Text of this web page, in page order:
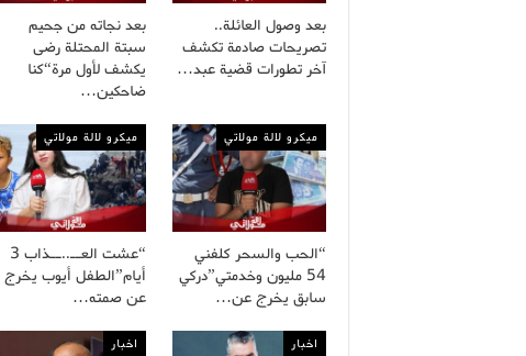
بعد وصول العائلة..
تصريحات صادمة تكشف
آخر تطورات قضية عبد…
بعد نجاته من جحيم
سبتة المحتلة رضى
يكشف لأول مرة“كنا
ضاحكين…
ميكرو لالة مولاتي
“الحب والسحر كلفني
54 مليون وخدمتي”دركي
سابق يخرج عن…
ميكرو لالة مولاتي
“عشت العــ..ــذاب 3
أيام”الطفل أيوب يخرج
عن صمته…
اخبار اخبار